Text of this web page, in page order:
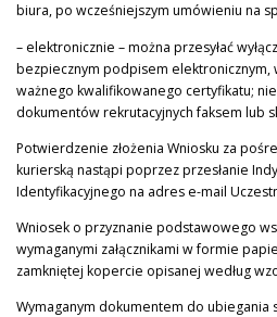
biura, po wcześniejszym umówieniu na
– elektronicznie – można przesyłać
bezpiecznym podpisem elektronicznym,
ważnego kwalifikowanego certyfikatu;
dokumentów rekrutacyjnych faksem lub
Potwierdzenie złożenia Wniosku za
kurierską nastąpi poprzez przesłanie
Identyfikacyjnego na adres e-mail
Wniosek o przyznanie podstawowego
wymaganymi załącznikami w formie
zamkniętej kopercie opisanej według
Wymaganym dokumentem do